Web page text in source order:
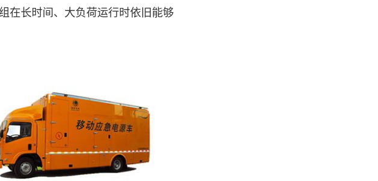
在长时间、大负荷运行时依旧能够